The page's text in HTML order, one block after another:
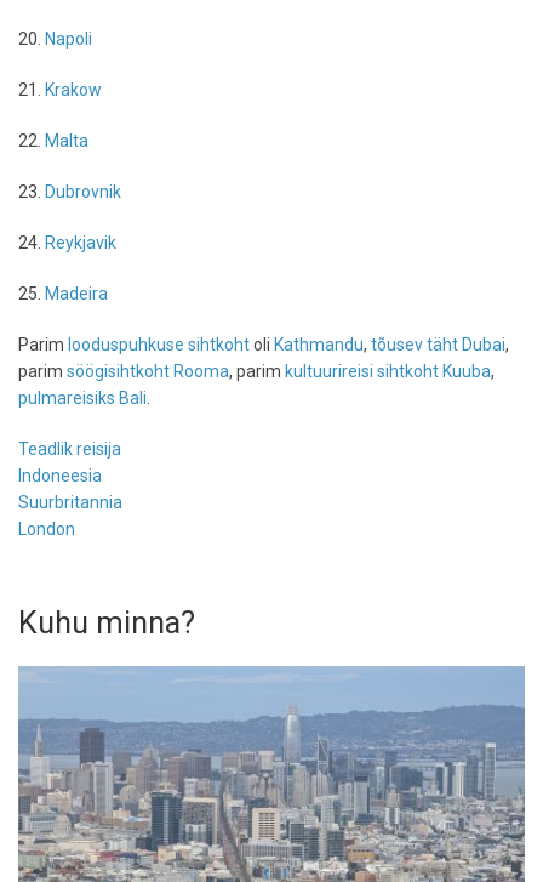
20. Napoli
21. Krakow
22. Malta
23. Dubrovnik
24. Reykjavik
25. Madeira
Parim looduspuhkuse sihtkohtoli Kathmandu, tõusev täht Dubai,
parim söögisihtkoht Rooma, parim kultuurireisi sihtkoht Kuuba,
pulmareisiks Bali
Teadlik reisija
Indoneesia
Suurbritannia
London
Kuhu minna?